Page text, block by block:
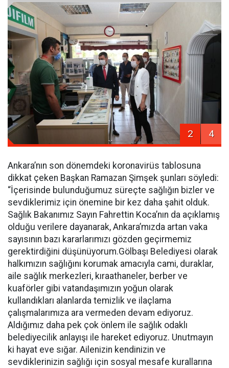
2 4
Ankara’nın son dönemdeki koronavirüs tablosuna
dikkat çeken Başkan Ramazan Şimşek şunları söyledi:
“İçerisinde bulunduğumuz süreçte sağlığın bizler ve
sevdiklerimiz için önemine bir kez daha şahit olduk.
Sağlık Bakanımız Sayın Fahrettin Koca’nın da açıklamış
olduğu verilere dayanarak, Ankara’mızda artan vaka
sayısının bazı kararlarımızı gözden geçirmemiz
gerektirdiğini düşünüyorum.Gölbaşı Belediyesi olarak
halkımızın sağlığını korumak amacıyla cami, duraklar,
aile sağlık merkezleri, kıraathaneler, berber ve
kuaförler gibi vatandaşımızın yoğun olarak
kullandıkları alanlarda temizlik ve ilaçlama
çalışmalarımıza ara vermeden devam ediyoruz.
Aldığımız daha pek çok önlem ile sağlık odaklı
belediyecilik anlayışı ile hareket ediyoruz. Unutmayın
ki hayat eve sığar. Ailenizin kendinizin ve
sevdiklerinizin sağlığı için sosyal mesafe kurallarına